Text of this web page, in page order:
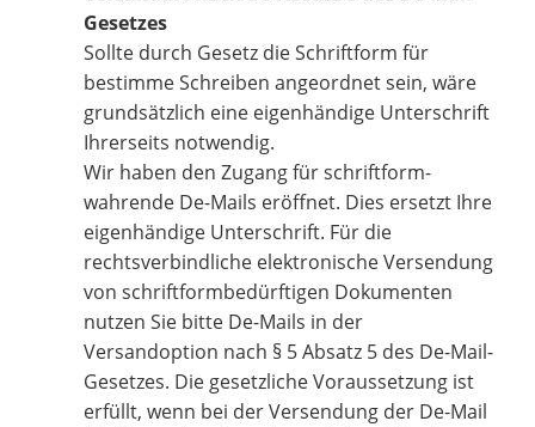
Gesetzes
Sollte durch Gesetz die Schriftform für
bestimme Schreiben angeordnet sein, wäre
grundsätzlich eine eigenhändige Unterschrift
Ihrerseits notwendig.
Wir haben den Zugang für schriftform-
wahrende De-Mails eröffnet. Dies ersetzt Ihre
eigenhändige Unterschrift. Für die
rechtsverbindliche elektronische Versendung
von schriftformbedürftigen Dokumenten
nutzen Sie bitte De-Mails in der
Versandoption nach § 5 Absatz 5 des De-Mail-
Gesetzes. Die gesetzliche Voraussetzung ist
erfüllt, wenn bei der Versendung der De-Mail